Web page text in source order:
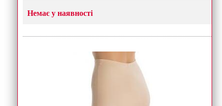
Немає у наявності